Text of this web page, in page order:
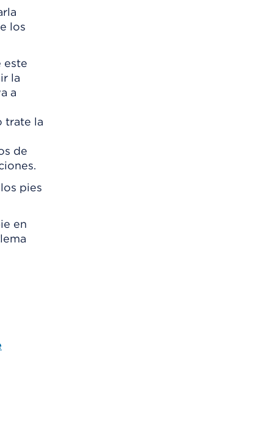
los
este
la
a
trate la
de
pies
en